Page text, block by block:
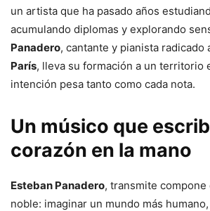
un artista que ha pasado años
acumulando diplomas y explorando
Panadero, cantante y pianista radicado
París, lleva su formación a un territorio
intención pesa tanto como cada nota.
Un músico que
corazón en la mano
Esteban Panadero, transmite compone
noble: imaginar un mundo más